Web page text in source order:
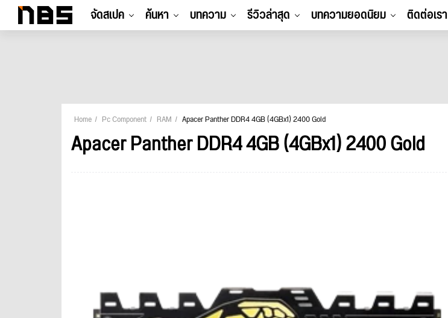
จัดสเปค ค้นหา บทความ รีวิวล่าสุด บทความยอดนิยม ติดต่อเรา
Home Pc Component RAM Apacer Panther DDR4 4GB (4GBx1) 2400 Gold
Apacer Panther DDR4 4GB (4GBx1) 2400 Gold